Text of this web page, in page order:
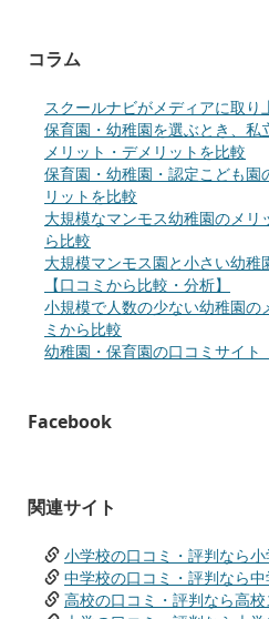
コラム
スクールナビがメディアに取り
保育園・幼稚園を選ぶとき、私
メリット・デメリットを比較
保育園・幼稚園・認定こども園
リットを比較
大規模なマンモス幼稚園のメ
ら比較
大規模マンモス園と小さい幼稚
【口コミから比較・分析】
小規模で人数の少ない幼稚園の
ミから比較
幼稚園・保育園の口コミサイト
Facebook
関連サイト
小学校の口コミ・評判なら
中学校の口コミ・評判なら
高校の口コミ・評判なら高